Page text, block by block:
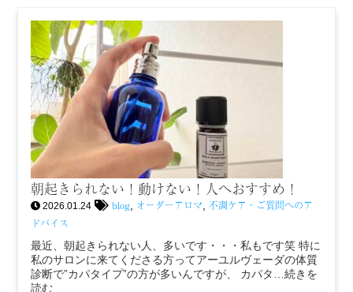
朝起きられない！動けない！人へおすすめ！
2026.01.24 blog オーダーアロマ ,不調ケア・ご質問へのア
ドバイス
最近、朝起きられない人、多いです・・・私もです笑 特に
私のサロンに来てくださる方ってアーユルヴェーダの体質
診断で”カパタイプ”の方が多いんですが、 カパタ…続きを
読む